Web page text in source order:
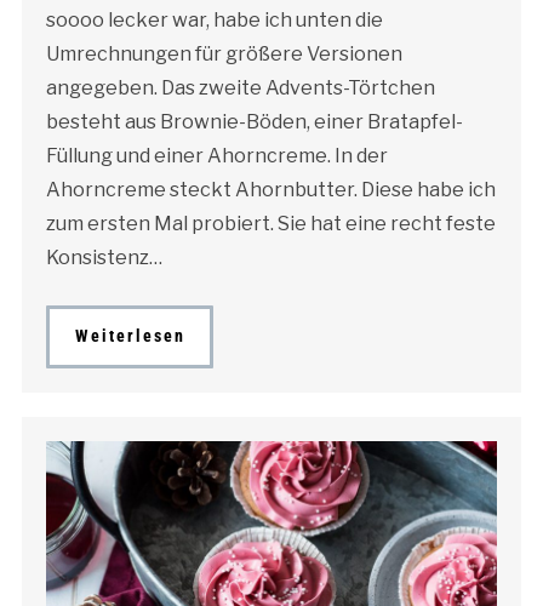
soooo lecker war, habe ich unten die
Umrechnungen für größere Versionen
angegeben. Das zweite Advents-Törtchen
besteht aus Brownie-Böden, einer Bratapfel-
Füllung und einer Ahorncreme. In der
Ahorncreme steckt Ahornbutter. Diese habe ich
zum ersten Mal probiert. Sie hat eine recht feste
Konsistenz…
Weiterlesen